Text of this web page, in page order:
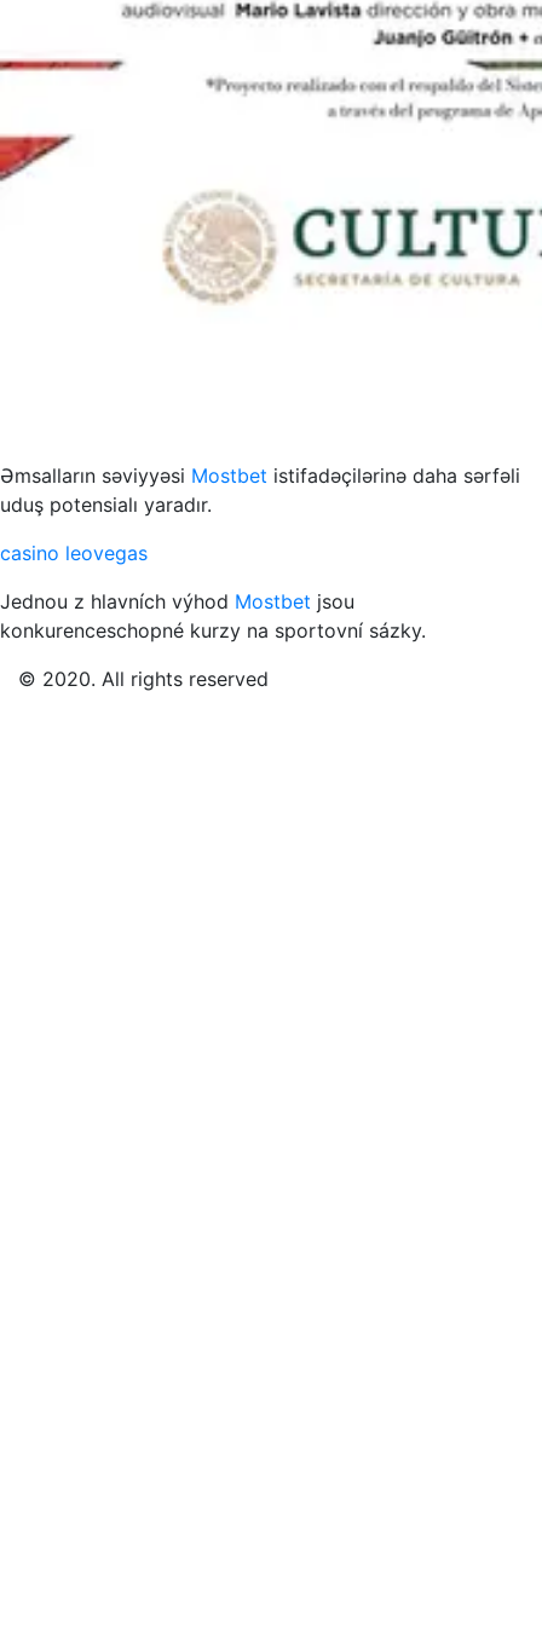
Əmsalların səviyyəsi Mostbet istifadəçilərinə daha sərfəli
uduş potensialı yaradır.
casino leovegas
Jednou z hlavních výhod Mostbet jsou
konkurenceschopné kurzy na sportovní sázky.
© 2020. All rights reserved